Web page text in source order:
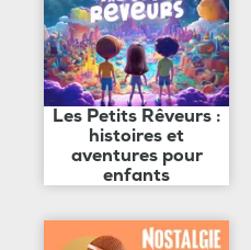
Les Petits Rêveurs :
histoires et
aventures pour
enfants